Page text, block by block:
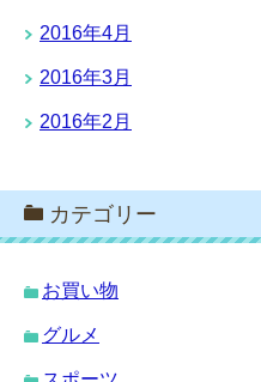
2016年4月
2016年3月
2016年2月
カテゴリー
お買い物
グルメ